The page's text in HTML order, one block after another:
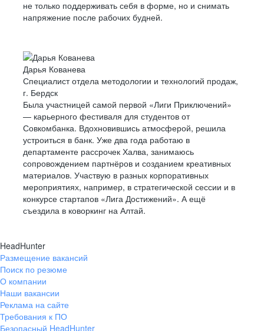
не только поддерживать себя в форме, но и снимать
напряжение после рабочих будней.
Дарья Кованева
Специалист отдела методологии и технологий продаж,
г. Бердск
Была участницей самой первой «Лиги Приключений»
— карьерного фестиваля для студентов от
Совкомбанка. Вдохновившись атмосферой, решила
устроиться в банк. Уже два года работаю в
департаменте рассрочек Халва, занимаюсь
сопровождением партнёров и созданием креативных
материалов. Участвую в разных корпоративных
мероприятиях, например, в стратегической сессии и в
конкурсе стартапов «Лига Достижений». А ещё
съездила в коворкинг на Алтай.
HeadHunter
Размещение вакансий
Поиск по резюме
О компании
Наши вакансии
Реклама на сайте
Требования к ПО
Безопасный HeadHunter